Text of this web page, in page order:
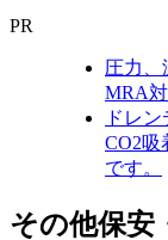
PR
圧力、
MRA
ドレ
CO2吸
です。
その他保安